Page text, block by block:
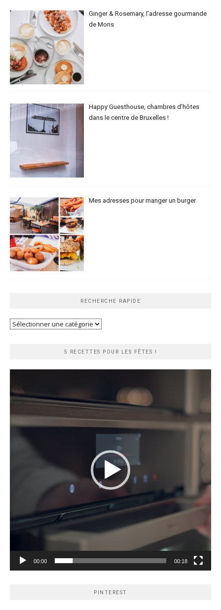
Ginger & Rosemary, l’adresse gourmande
de Mons
Happy Guesthouse, chambres d’hôtes
dans le centre de Bruxelles !
Mes adresses pour manger un burger
RECHERCHE RAPIDE
Recherche
5 RECETTES POUR LES FÊTES !
00:00 00:18
PINTEREST